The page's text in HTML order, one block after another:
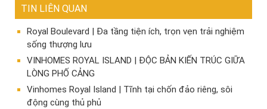
TIN LIÊN QUAN
Royal Boulevard | Đa tầng tiện ích, trọn vẹn trải nghiệm
sống thượng lưu
VINHOMES ROYAL ISLAND | ĐỘC BẢN KIẾN TRÚC GIỮA
LÒNG PHỐ CẢNG
Vinhomes Royal Island | Tĩnh tại chốn đảo riêng, sôi
động cùng thủ phủ